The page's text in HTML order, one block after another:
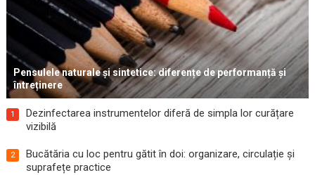
Pensulele naturale și sintetice: diferențe de performanță și
întreținere
1
Dezinfectarea instrumentelor diferă de simpla lor curățare
vizibilă
2
Bucătăria cu loc pentru gătit în doi: organizare, circulație și
suprafețe practice